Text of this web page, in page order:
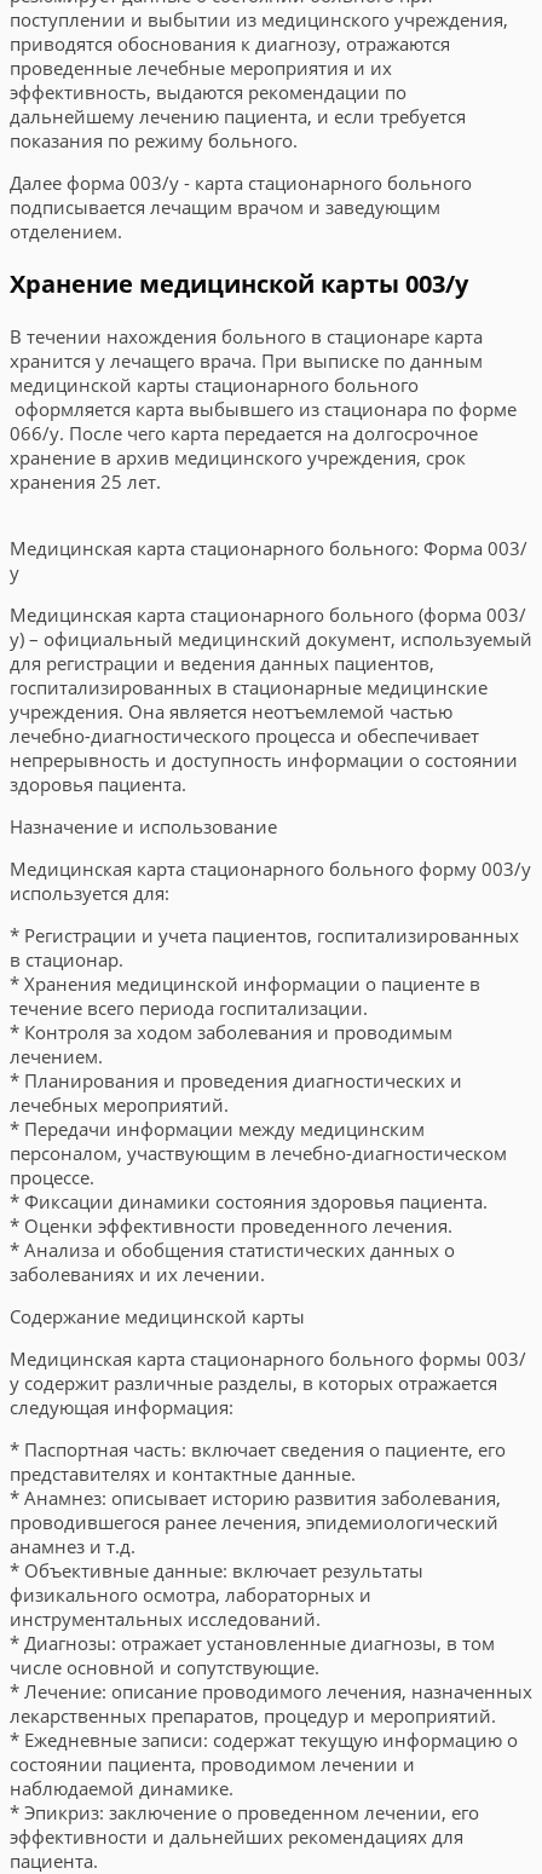
поступлении и выбытии из медицинского учреждения,
приводятся обоснования к диагнозу, отражаются
проведенные лечебные мероприятия и их
эффективность, выдаются рекомендации по
дальнейшему лечению пациента, и если требуется
показания по режиму больного.
Далее форма 003/у - карта стационарного больного
подписывается лечащим врачом и заведующим
отделением.
Хранение медицинской карты 003/у
В течении нахождения больного в стационаре карта
хранится у лечащего врача. При выписке по данным
медицинской карты стационарного больного
оформляется карта выбывшего из стационара по форме
066/у. После чего карта передается на долгосрочное
хранение в архив медицинского учреждения, срок
хранения 25 лет.
Медицинская карта стационарного больного: Форма 003/
у
Медицинская карта стационарного больного (форма 003/
у) – официальный медицинский документ, используемый
для регистрации и ведения данных пациентов,
госпитализированных в стационарные медицинские
учреждения. Она является неотъемлемой частью
лечебно-диагностического процесса и обеспечивает
непрерывность и доступность информации о состоянии
здоровья пациента.
Назначение и использование
Медицинская карта стационарного больного форму 003/у
используется для:
* Регистрации и учета пациентов, госпитализированных
в стационар.
* Хранения медицинской информации о пациенте в
течение всего периода госпитализации.
* Контроля за ходом заболевания и проводимым
лечением.
* Планирования и проведения диагностических и
лечебных мероприятий.
* Передачи информации между медицинским
персоналом, участвующим в лечебно-диагностическом
процессе.
* Фиксации динамики состояния здоровья пациента.
* Оценки эффективности проведенного лечения.
* Анализа и обобщения статистических данных о
заболеваниях и их лечении.
Содержание медицинской карты
Медицинская карта стационарного больного формы 003/
у содержит различные разделы, в которых отражается
следующая информация:
* Паспортная часть: включает сведения о пациенте, его
представителях и контактные данные.
* Анамнез: описывает историю развития заболевания,
проводившегося ранее лечения, эпидемиологический
анамнез и т.д.
* Объективные данные: включает результаты
физикального осмотра, лабораторных и
инструментальных исследований.
* Диагнозы: отражает установленные диагнозы, в том
числе основной и сопутствующие.
* Лечение: описание проводимого лечения, назначенных
лекарственных препаратов, процедур и мероприятий.
* Ежедневные записи: содержат текущую информацию о
состоянии пациента, проводимом лечении и
наблюдаемой динамике.
* Эпикриз: заключение о проведенном лечении, его
эффективности и дальнейших рекомендациях для
пациента.